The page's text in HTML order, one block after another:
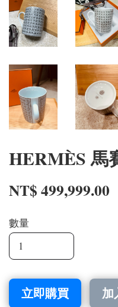
HERMÈS 馬
NT$ 499,999.00
數量
立即購買 加